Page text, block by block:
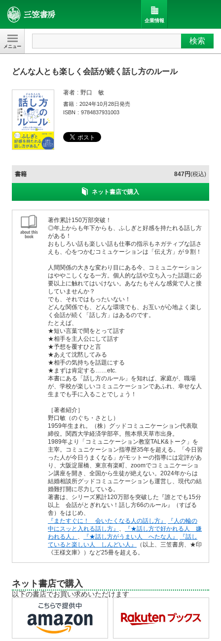
三笠書房 検索
企業情報
どんな人とも楽しく会話が続く話し方のルール
著者 野口 敏
書籍
2024年10月28日発売
ISBN
9784837931003
書籍 847円(税込)
ネット書店で購入
著作累計150万部突破！
◎年上からも年下からも、ふしぎと好感を持たれる話し方
がある！
おもしろい話も楽しい話も仕事の指示もネガティブな話さ
えも、心をつかむコミュケーションは「伝え方」が９割！
人間関係の大きな変わり目にある今、コミュニケーション
はややこしくなる一方。個人的な話や立ち入った話題に必
要以上に触れてはいけない。あなたもそんな感覚で人と接
していませんか？
でも、それではもったいない！
どんな関係でも、どんな環境でも、お互いが心地よく楽し
く会話が続く「話し方」はあるのです。
たとえば、
★短い言葉で間をとって話す
★相手を主人公にして話す
★予想を覆すひと言
★あえて沈黙してみる
★相手の気持ちを話題にする
★まずは肯定する……etc.
本書にある「話し方のルール」を知れば、家庭が、職場
が、学校が楽しいコミュニケーションであふれ、幸せな人
生までも手に入ることでしょう！
［著者紹介］
野口敏（のぐち・さとし）
1959年生まれ。（株）グッドコミュニケーション代表取
締役。関西大学経済学部卒。熊本県天草市出身。
1989年より「コミュニケーション教室TALK&トーク」を
主宰。コミュニケーション指導歴35年を超える。「今日習
った人が今日うまくなる」がモットーの指導には定評があ
り、大阪淀屋橋、東京有楽町、zoomでコミュニケーショ
ン講座を開き、全国から生徒が絶えない。2024年からは
結婚相談所グッドコミュニケーションも運営し、現代の結
婚難打開に尽力している。
著書は、シリーズ累計120万部を突破した『誰とでも15分
以上 会話がとぎれない！話し方66のルール』（すばる
舎）をはじめ、
『またすぐに！ 会いたくなる人の話し方』
『人の輪の
中にスッと入れる話し方』 、
『★話し方で好かれる人 嫌
われる人』 、 『★話し方がうまい人 へたな人』
『話し
ていると楽しい人 しんどい人』
（以上、三笠書房、★印
《王様文庫》）など25冊を超える。
ネット書店で購入
以下の書店でお買い求めいただけます